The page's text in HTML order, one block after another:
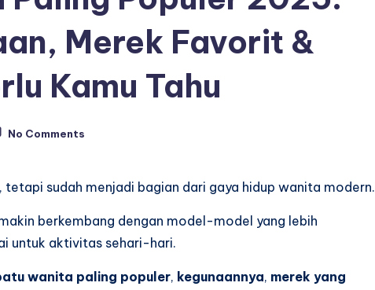
Merek Favorit &
Kamu Tahu
No Comments
sudah menjadi bagian dari gaya hidup wanita modern.
berkembang dengan model-model yang lebih
untuk aktivitas sehari-hari.
wanita paling populer, kegunaannya, merek yang